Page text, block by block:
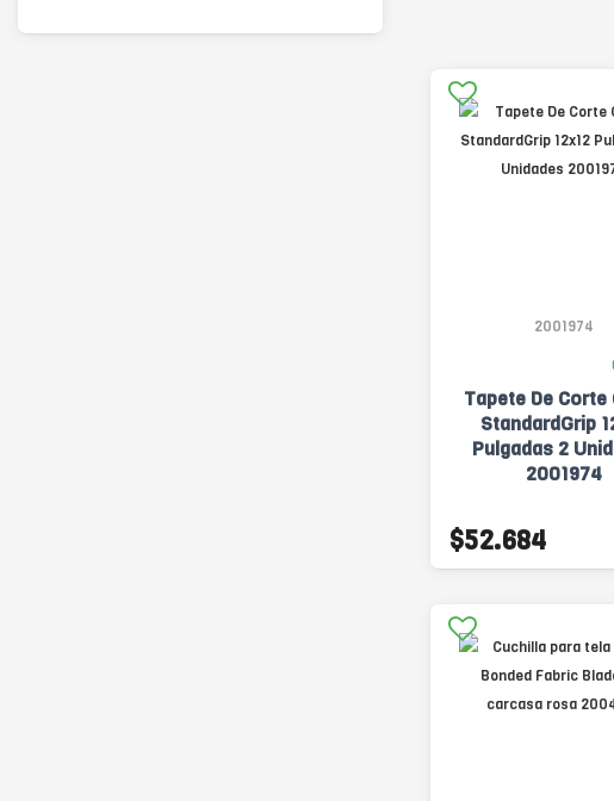
2001974
Tapete De Corte
StandardGrip
Pulgadas 2
2001974
$52.684